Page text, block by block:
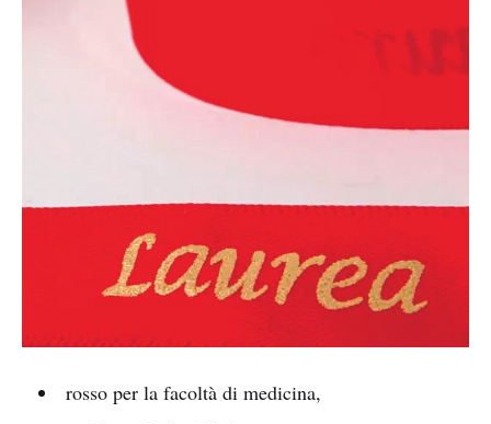
rosso per la facoltà di medicina,